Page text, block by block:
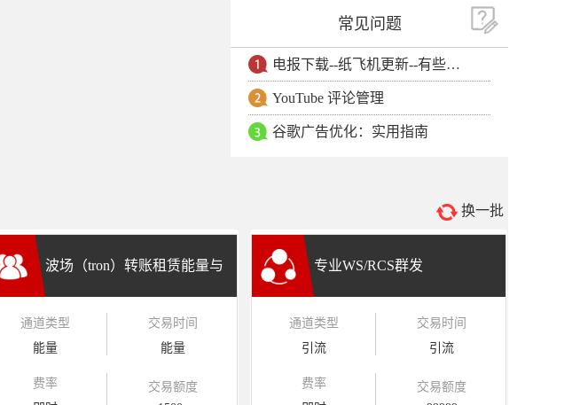
常见问题
电报下载--纸飞机更新--有些用户安卓手机无法更新电报软件
YouTube 评论管理
谷歌广告优化：实用指南
换一批
波场（tron）转账租赁能量与
通道类型
能量
交易时间
能量
费率
交易额度
专业WS/RCS群发
通道类型
引流
交易时间
引流
费率
交易额度